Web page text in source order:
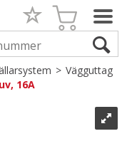
>Vägguttag
16A